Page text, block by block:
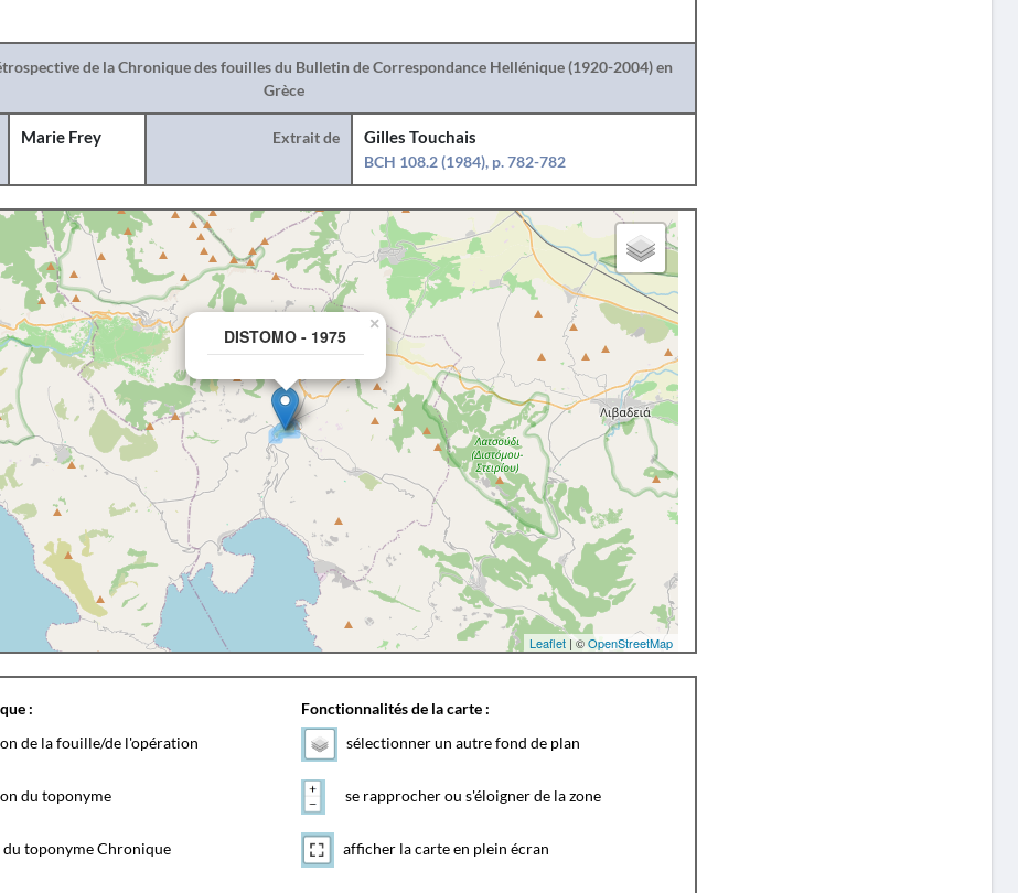
de la Chronique des fouilles du Bulletin de Correspondance Hellénique (1920-2004) en
Grèce
Marie Frey Extrait de
Gilles Touchais
BCH 108.2 (1984), p. 782-782
DISTOMO - 1975
×
Leaflet| ©OpenStreetMap
:
de la fouille/de l'opération
du toponyme
du toponyme Chronique
Fonctionnalités de la carte :
sélectionner un autre fond de plan
se rapprocher ou s'éloigner de la zone
afficher la carte en plein écran